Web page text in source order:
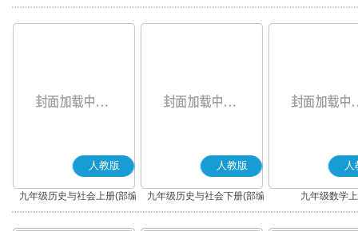
版)
版)
人教版
九年级历史与社会上册(部编
版)
人教版
九年级历史与社会下册(部编
版)
人
九年级数学